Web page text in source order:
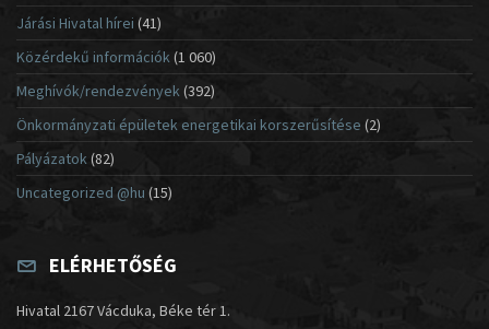
Járási Hivatal hírei (41)
Közérdekű információk(1 060)
Meghívók/rendezvények (392)
Önkormányzati épületek energetikai korszerűsítése (2)
Pályázatok (82)
Uncategorized @hu (15)
ELÉRHETŐSÉG
Hivatal 2167 Vácduka, Béke tér 1.